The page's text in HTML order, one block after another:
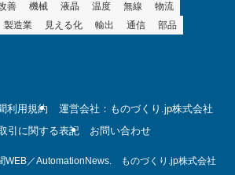
善 機械 液晶 温度 無線
物流
製造業 見える化 輸出 通信
部品
利用規約
運営会社：ものづくり.jp株式会社
引に関する表記
お問い合わせ
WEB／AutomationNews. ものづくり.jp株式会社